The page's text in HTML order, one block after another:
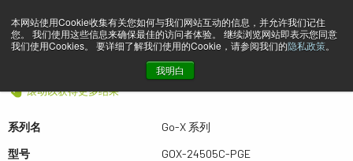
本网站使用Cookie收集有关您如何与我们网站互动的信息，并允许我们记住
您。 我们使用这些信息来确保最佳的访问者体验。 继续浏览网站即表示您同意
我们使用Cookies。 要详细了解我们使用的Cookie，请参阅我们的隐私政策。
我明白
预览 GOX-24505C-PGE
滚动以获得更多结果
系列名
Go-X 系列
型号
GOX-24505C-PGE